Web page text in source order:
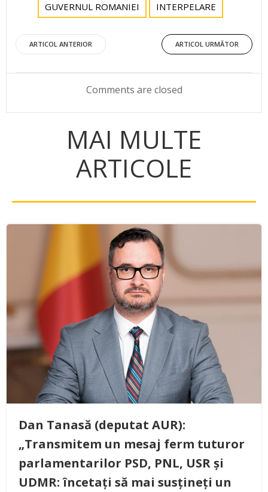
GUVERNUL ROMANIEI INTERPELARE
Post
navigation
ARTICOL ANTERIOR
Post
navigation
ARTICOL URMĂTOR
Comments are closed
MAI MULTE
ARTICOLE
Dan Tanasă (deputat AUR):
„Transmitem un mesaj ferm tuturor
parlamentarilor PSD, PNL, USR și
UDMR: încetați să mai susțineți un